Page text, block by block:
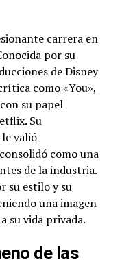
carrera en
por su
de Disney
como «You»,
su papel
Su
valió
como una
de la industria.
su estilo y su
una imagen
su vida privada.
de las